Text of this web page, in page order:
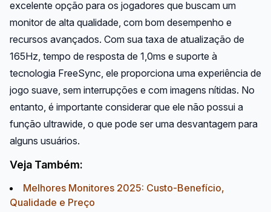
excelente opção para os jogadores que buscam um
monitor de alta qualidade, com bom desempenho e
recursos avançados. Com sua taxa de atualização de
165Hz, tempo de resposta de 1,0ms e suporte à
tecnologia FreeSync, ele proporciona uma experiência de
jogo suave, sem interrupções e com imagens nítidas. No
entanto, é importante considerar que ele não possui a
função ultrawide, o que pode ser uma desvantagem para
alguns usuários.
Veja Também:
Melhores Monitores 2025: Custo-Benefício,
Qualidade e Preço